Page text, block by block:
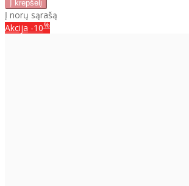
Į norų sąrašą
Akcija -10%